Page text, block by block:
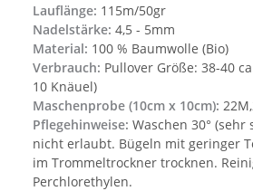
Lauflänge: 115m/50gr
Nadelstärke: 4,5 - 5mm
Material: 100 % Baumwolle (Bio)
Verbrauch: Pullover Größe: 38-40
10 Knäuel)
Maschenprobe (10cm x 10cm):
Pflegehinweise: Waschen 30°
nicht erlaubt. Bügeln mit geringer
im Trommeltrockner trocknen.
Perchlorethylen.